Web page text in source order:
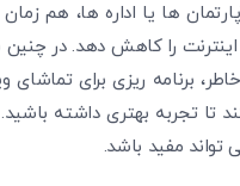
‌ها یا اداره ها، هم
را کاهش دهد. در چنین
برنامه ‌ریزی برای
تا تجربه بهتری داشته
مفید باشد.